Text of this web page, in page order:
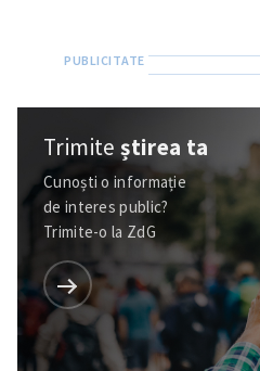
Trimiteștirea ta
Cunoști o informație
de interes public?
Trimite-o la ZdG